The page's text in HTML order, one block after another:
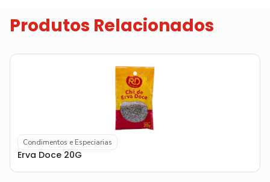
Produtos Relacionados
Condimentos e Especiarias
Erva Doce 20G